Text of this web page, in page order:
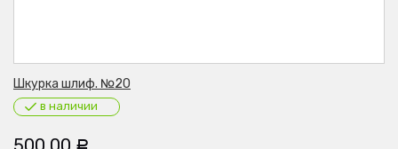
Шкурка шлиф. №20
в наличии
Р